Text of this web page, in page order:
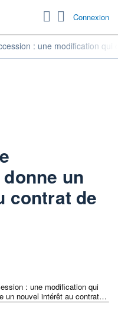
Connexion
: une modification
un
contrat de
: une modification qui
un nouvel intérêt au contrat